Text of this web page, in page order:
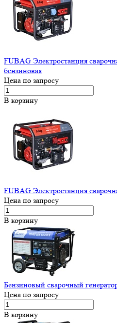
FUBAG Электростанция
бензиновая
Цена по запросу
В корзину
FUBAG Электростанция
Цена по запросу
В корзину
Бензиновый сварочный
Цена по запросу
В корзину